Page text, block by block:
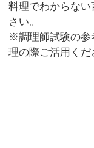
料理でわからな
さい。
※調理師試験の参
理の際ご活用くだ